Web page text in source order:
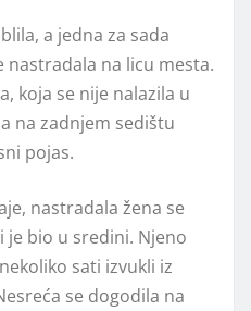
a jedna za sada
na licu mesta.
koja se nije nalazila u
na zadnjem sedištu
pojas.
nastradala žena se
bio u sredini. Njeno
sati izvukli iz
se dogodila na